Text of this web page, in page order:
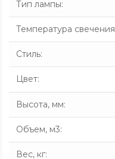
Тип лампы:
Температура свечения
Стиль:
Цвет:
Высота, мм:
Объем, м3:
Вес, кг: